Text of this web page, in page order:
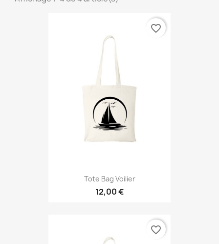
Tote Bag Voilier
12,00 €
favorite_border
favorite_border